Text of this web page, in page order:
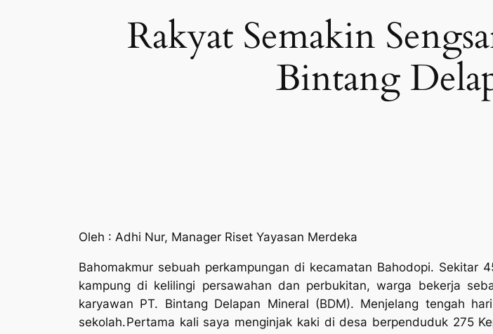
Rakyat Semakin
Bintang
Oleh : Adhi Nur, Manager Riset Yayasan Merdeka
Bahomakmur sebuah perkampungan di kecamatan Bahodopi. Sekitar
kampung di kelilingi persawahan dan perbukitan, warga bekerja
karyawan PT. Bintang Delapan Mineral (BDM). Menjelang tengah
sekolah.Pertama kali saya menginjak kaki di desa berpenduduk 275